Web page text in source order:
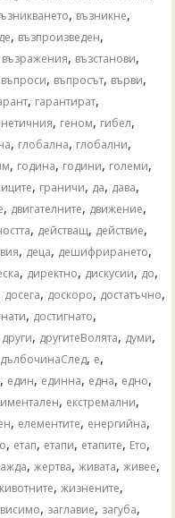
, възникне,
, възпроизведен,
възражения, възстанови,
въпроси, въпросът, върви,
, гарантират,
, геном, гибел,
, глобална, глобални,
, година, години, големи,
, граничи, да, дава,
, двигателните, движение,
, действащ, действие,
, деца, дешифрирането,
, директно, дискусии, до,
досега, доскоро, достатъчно,
, достигнато,
други, другитеВолята, думи,
дълбочинаСлед, е,
, един, единна, една, едно,
, екстремални,
, елементите, енергийна,
, етап, етапи, етапите, Ето,
,жертва,живата,живее,
,жизнените,
, заглавие, загуба,